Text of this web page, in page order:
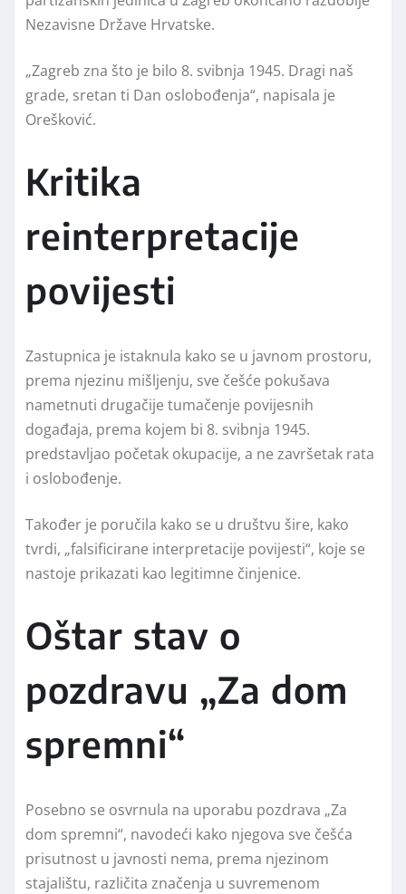
Nezavisne Države Hrvatske.
„Zagreb zna što je bilo 8. svibnja 1945. Dragi naš
grade, sretan ti Dan oslobođenja“, napisala je
Orešković.
Kritika
reinterpretacije
povijesti
Zastupnica je istaknula kako se u javnom prostoru,
prema njezinu mišljenju, sve češće pokušava
nametnuti drugačije tumačenje povijesnih
događaja, prema kojem bi 8. svibnja 1945.
predstavljao početak okupacije, a ne završetak rata
i oslobođenje.
Također je poručila kako se u društvu šire, kako
tvrdi, „falsificirane interpretacije povijesti“, koje se
nastoje prikazati kao legitimne činjenice.
Oštar stav o
pozdravu „Za dom
spremni“
Posebno se osvrnula na uporabu pozdrava „Za
dom spremni“, navodeći kako njegova sve češća
prisutnost u javnosti nema, prema njezinom
stajalištu, različita značenja u suvremenom